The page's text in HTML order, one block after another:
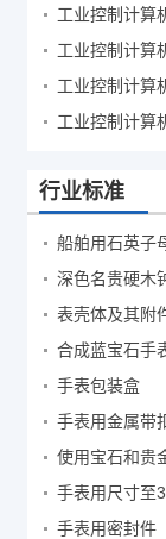
行业标准
船舶用石英子
深色名贵硬木
表壳体及其附
合成蓝宝石手
手表包装盒
手表用金属带
使用宝石和贵
手表用尺寸至
手表用密封件